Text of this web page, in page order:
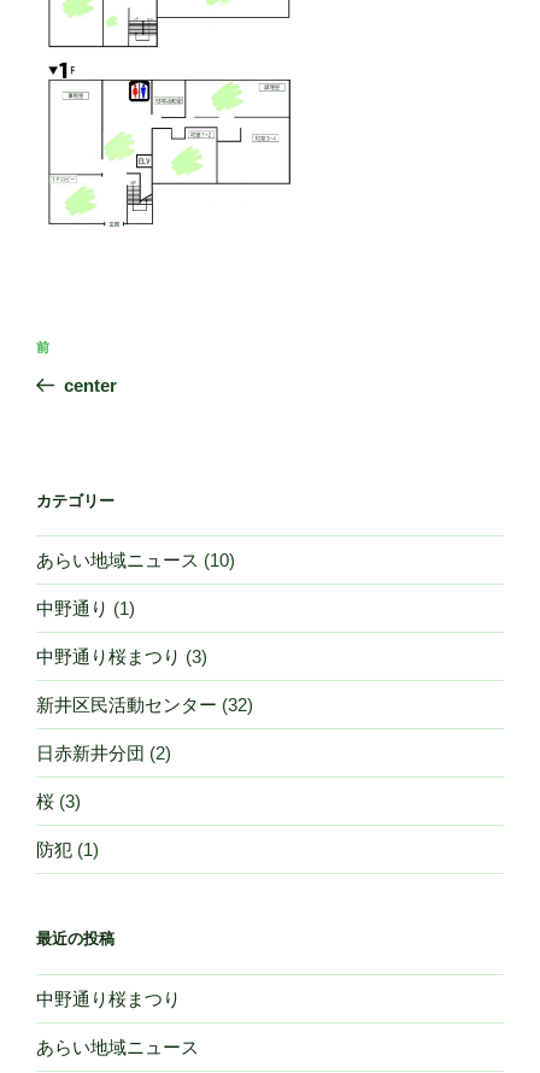
投
ナ
ー
シ
ョ
ン
前
の
前
center
カテゴリー
あらい地域ニュース (10)
中野通り (1)
中野通り桜まつり (3)
新井区民活動センター (32)
日赤新井分団 (2)
桜 (3)
防犯 (1)
最近の投稿
中野通り桜まつり
あらい地域ニュース